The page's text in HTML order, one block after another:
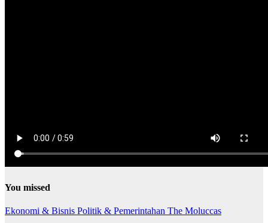
You missed
Ekonomi & Bisnis Politik & Pemerintahan The Moluccas